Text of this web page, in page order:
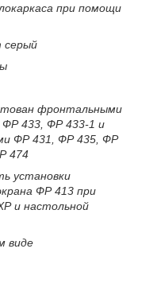
при помощи
серый
фронтальными
433, ФР 433-1 и
ФР 431, ФР 435, ФР
474
установки
ФР 413 при
и настольной
виде